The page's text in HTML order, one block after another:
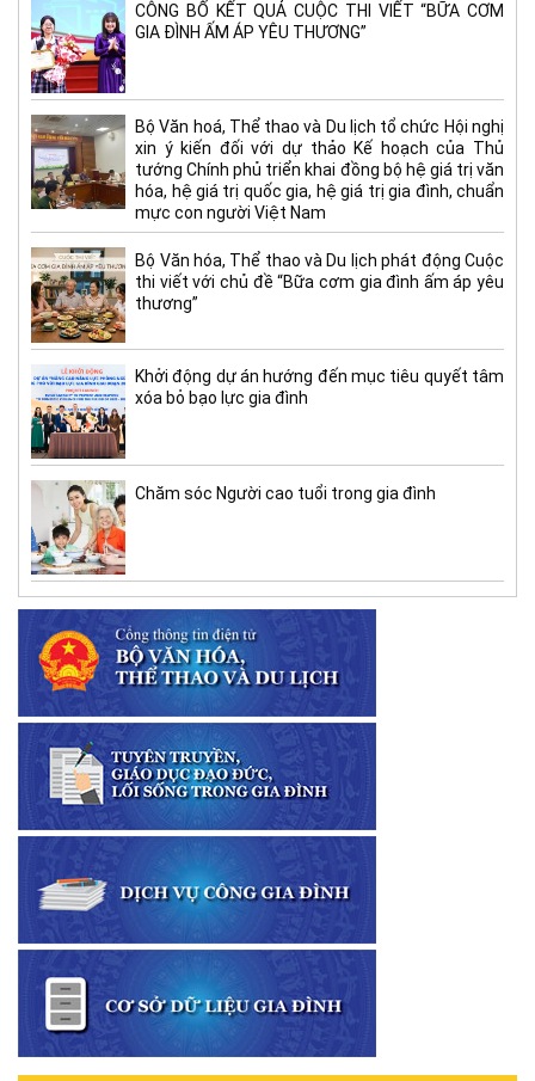
CÔNG BỐ KẾT QUẢ CUỘC THI VIẾT “BỮA CƠM
GIA ĐÌNH ẤM ÁP YÊU THƯƠNG”
Bộ Văn hoá, Thể thao và Du lịch tổ chức Hội nghị
xin ý kiến đối với dự thảo Kế hoạch của Thủ
tướng Chính phủ triển khai đồng bộ hệ giá trị văn
hóa, hệ giá trị quốc gia, hệ giá trị gia đình, chuẩn
mực con người Việt Nam
Bộ Văn hóa, Thể thao và Du lịch phát động Cuộc
thi viết với chủ đề “Bữa cơm gia đình ấm áp yêu
thương”
Khởi động dự án hướng đến mục tiêu quyết tâm
xóa bỏ bạo lực gia đình
Chăm sóc Người cao tuổi trong gia đình